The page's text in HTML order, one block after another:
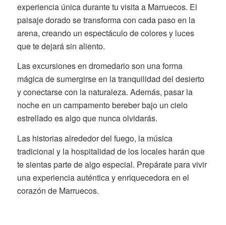
experiencia única durante tu visita a Marruecos. El
paisaje dorado se transforma con cada paso en la
arena, creando un espectáculo de colores y luces
que te dejará sin aliento.
Las excursiones en dromedario son una forma
mágica de sumergirse en la tranquilidad del desierto
y conectarse con la naturaleza. Además, pasar la
noche en un campamento bereber bajo un cielo
estrellado es algo que nunca olvidarás.
Las historias alrededor del fuego, la música
tradicional y la hospitalidad de los locales harán que
te sientas parte de algo especial. Prepárate para vivir
una experiencia auténtica y enriquecedora en el
corazón de Marruecos.